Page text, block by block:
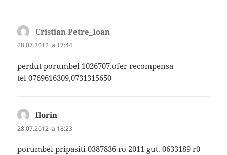
Cristian Petre_Ioan
28.07.2012 la 17:44
perdut porumbel 1026707.ofer recompensa
tel 0769616309,0731315650
florin
28.07.2012 la 18:23
porumbei pripasiti 0387836 ro 2011 gut. 0633189 r0